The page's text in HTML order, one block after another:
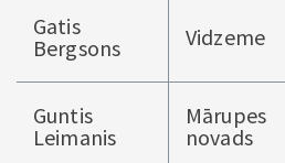
Gatis
Bergsons
Vidzeme
Guntis
Leimanis
Mārupes
novads